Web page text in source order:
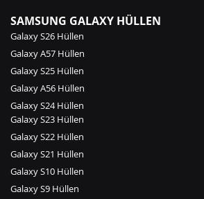
SAMSUNG GALAXY HÜLLEN
Galaxy S26 Hüllen
Galaxy A57 Hüllen
Galaxy S25 Hüllen
Galaxy A56 Hüllen
Galaxy S24 Hüllen
Galaxy S23 Hüllen
Galaxy S22 Hüllen
Galaxy S21 Hüllen
Galaxy S10 Hüllen
Galaxy S9 Hüllen